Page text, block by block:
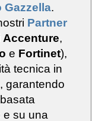
Gazzella.
Partner
Accenture,
e Fortinet),
tecnica in
garantendo
e su una